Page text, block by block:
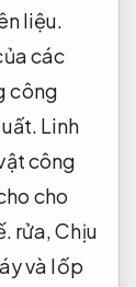
liệu.
các
công
Linh
công
cho
rửa,Chịu
và lốp